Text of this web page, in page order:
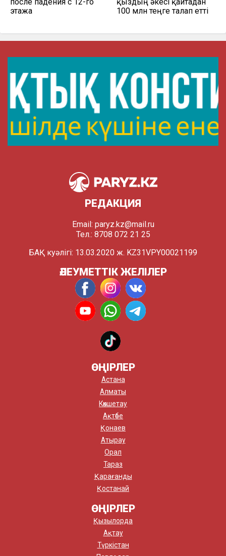
этажа
100 млн теңге талап етті
РЕДАКЦИЯ
Email: paryz.kz@mail.ru
Тел.: 8708 072 21 25
БАҚ куәлігі: 13.03.2020 ж. KZ31VPY00021199
ӘЛЕУМЕТТІК ЖЕЛІЛЕР
ӨҢІРЛЕР
Астана
Алматы
Көкшетау
Ақтөбе
Қонаев
Атырау
Орал
Тараз
Қарағанды
Қостанай
ӨҢІРЛЕР
Қызылорда
Ақтау
Түркістан